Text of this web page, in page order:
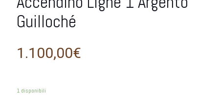
Guilloché
1.100,00€
1 disponibili